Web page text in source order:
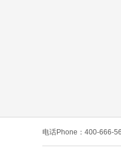
电话Phone：400-666-